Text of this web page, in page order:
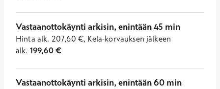
Vastaanottokäynti arkisin, enintään 45 min
Hinta alk. 207,60 €, Kela-korvauksen jälkeen
alk. 199,60€
Vastaanottokäynti arkisin, enintään 60 min